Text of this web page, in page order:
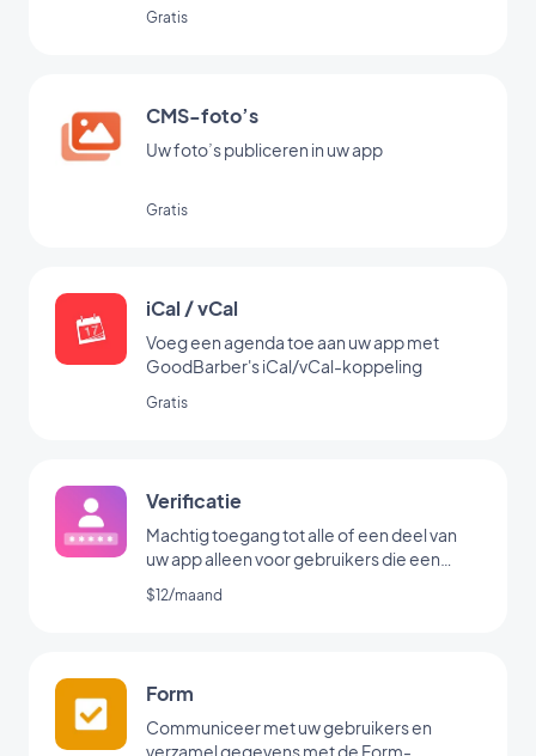
Gratis
CMS-foto’s
Uw foto’s publiceren in uw app
Gratis
iCal / vCal
Voeg een agenda toe aan uw app met
GoodBarber's iCal/vCal-koppeling
Gratis
Verificatie
Machtig toegang tot alle of een deel van
uw app alleen voor gebruikers die een
gebruikersnaam en / of wachtwoord
hebben
$12/maand
Form
Communiceer met uw gebruikers en
verzamel gegevens met de Form-